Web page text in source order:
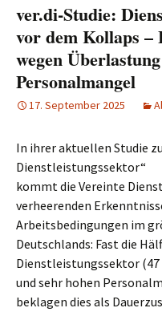
ver.di-Studie:
vor dem Kollaps –
wegen
Personalmangel
17. September 2025
In ihrer aktuellen Studie
Dienstleistungssektor“
kommt die Vereinte
verheerenden
Arbeitsbedingungen im
Deutschlands: Fast die
Dienstleistungssektor
und sehr hohen
beklagen dies als